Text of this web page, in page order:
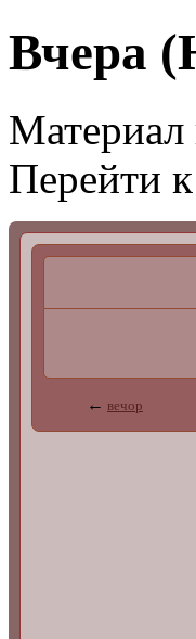
Вчера
Материал
Перейти
← вечор